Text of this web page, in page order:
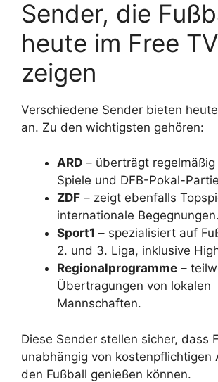
Sender, die
heute im Free TV
zeigen
Verschiedene Sender bieten
an. Zu den wichtigsten gehören:
ARD – überträgt
Spiele und DFB-Pokal-
ZDF – zeigt ebenfalls
internationale Begegnungen.
Sport1 – spezialisiert auf
2. und 3. Liga, inklusive
Regionalprogramme –
Übertragungen von lokalen
Mannschaften.
Diese Sender stellen sicher, dass
unabhängig von kostenpflichtigen
den Fußball genießen können.